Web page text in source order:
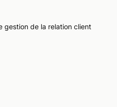
gestion de la relation client